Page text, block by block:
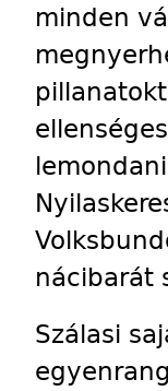
minden
nácibarát
Szálasi